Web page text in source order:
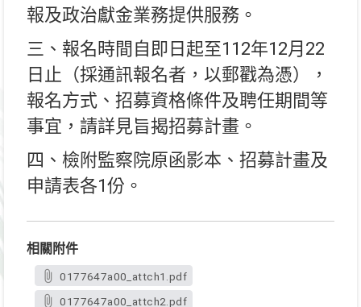
報及政治獻金業務提供服務。
三、報名時間自即日起至112年12月22
日止（採通訊報名者，以郵戳為憑），
報名方式、招募資格條件及聘任期間等
事宜，請詳見旨揭招募計畫。
四、檢附監察院原函影本、招募計畫及
申請表各1份。
相關附件
0177647a00_attch1.pdf
0177647a00_attch2.pdf